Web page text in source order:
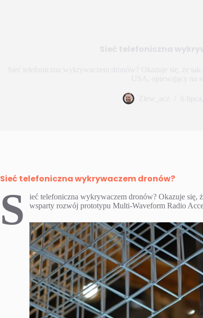
Sieć telefoniczna wykrywaczem dronów?
S ieć telefoniczna wykrywaczem dronów? Okazuje się,
wsparty rozwój prototypu Multi-Waveform Radio